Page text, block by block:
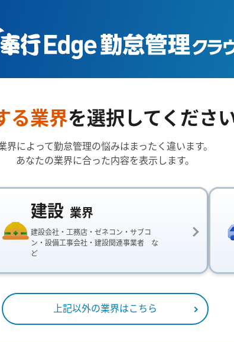
る業界を選択してください
界によって勤怠管理の悩みはまったく違います。
あなたの業界に合った内容を表示します。
建設 業界
建設会社・工務店・ゼネコン・サブコ
ン・設備工事会社・建設関連事業者 な
ど
上記以外の業界はこちら